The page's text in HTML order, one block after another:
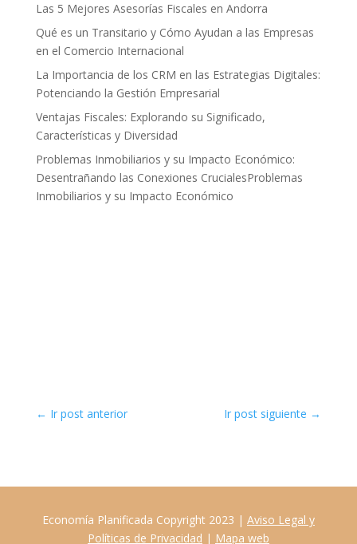
Las 5 Mejores Asesorías Fiscales en Andorra
Qué es un Transitario y Cómo Ayudan a las Empresas
en el Comercio Internacional
La Importancia de los CRM en las Estrategias Digitales:
Potenciando la Gestión Empresarial
Ventajas Fiscales: Explorando su Significado,
Características y Diversidad
Problemas Inmobiliarios y su Impacto Económico:
Desentrañando las Conexiones CrucialesProblemas
Inmobiliarios y su Impacto Económico
← Ir post anterior Ir post siguiente →
Economía Planificada Copyright 2023 | Aviso Legal y
Políticas de Privacidad | Mapa web